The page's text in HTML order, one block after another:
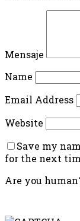
Mensaje
Name
Email Address
Website
Save my
for the next
Are you